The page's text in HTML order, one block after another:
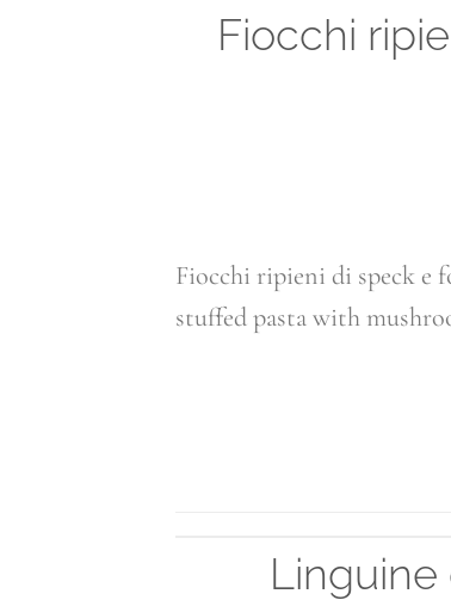
Fiocchi
Fiocchi ripieni di speck e
stuffed pasta with